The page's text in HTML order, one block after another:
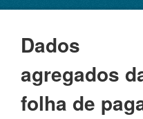
Dados
agregados
folha de